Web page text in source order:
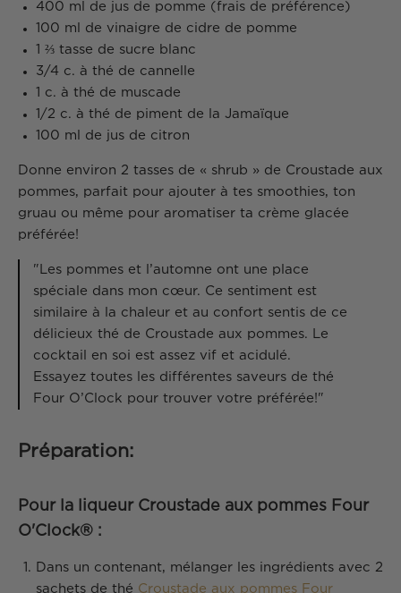
400 ml de jus de pomme (frais de préférence)
100 ml de vinaigre de cidre de pomme
1 ⅔ tasse de sucre blanc
3/4 c. à thé de cannelle
1 c. à thé de muscade
1/2 c. à thé de piment de la Jamaïque
100 ml de jus de citron
Donne environ 2 tasses de « shrub » de Croustade aux
pommes, parfait pour ajouter à tes smoothies, ton
gruau ou même pour aromatiser ta crème glacée
préférée!
"Les pommes et l’automne ont une place
spéciale dans mon cœur. Ce sentiment est
similaire à la chaleur et au confort sentis de ce
délicieux thé de Croustade aux pommes. Le
cocktail en soi est assez vif et acidulé.
Essayez toutes les différentes saveurs de thé
Four O’Clock pour trouver votre préférée!"
Préparation:
Pour la liqueur Croustade aux pommes Four
O'Clock® :
Dans un contenant, mélanger les ingrédients avec 2
sachets de thé Croustade aux pommes Four